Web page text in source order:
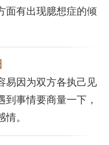
面有出现臆想症的倾
易因为双方各执己见
事情要商量一下，
。